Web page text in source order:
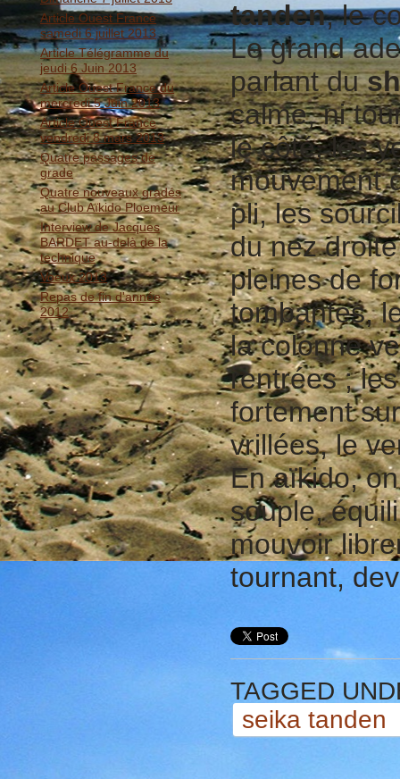
Article Ouest France
samedi 6 juillet 2013
Article Télégramme du
jeudi 6 Juin 2013
Article Ouest France du
mercredi 5 Juin 2013
Article Ouest France
vendredi 8 mars 2013
Quatre passages de
grade
Quatre nouveaux gradés
au Club Aïkido Ploemeur
Interview de Jacques
BARDET au-delà de la
technique
Voeux 2013
Repas de fin d'année
2012
tanden, le
Le grand
parlant du
calme, ni
le côté, les
mouvement
pli, les
du nez
pleines de
tombantes,
la colonne
rentrées ;
fortement
vrillées, le
En aïkido,
souple,
mouvoir
tournant,
TAGGED
seika tanden